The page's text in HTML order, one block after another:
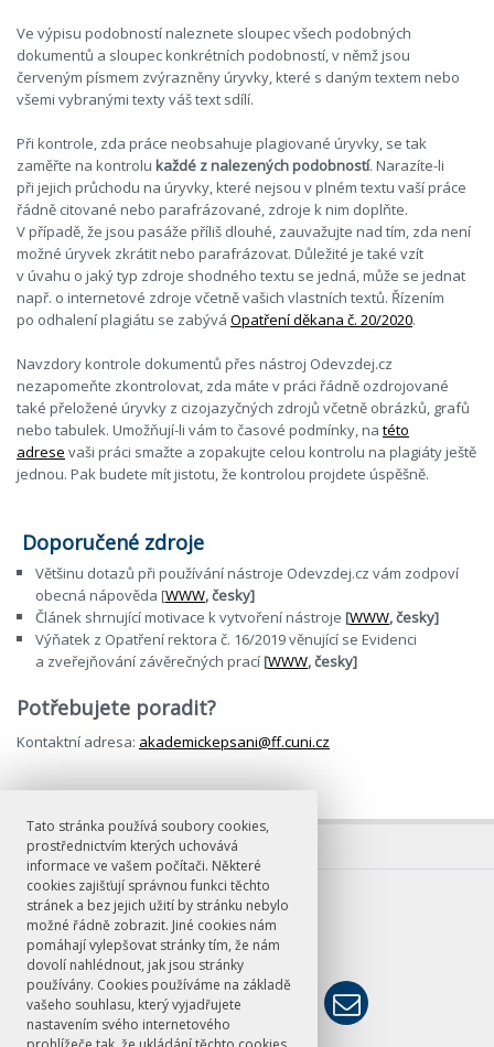
Tato stránka používá soubory cookies,
prostřednictvím kterých uchovává
informace ve vašem počítači. Některé
cookies zajišťují správnou funkci těchto
stránek a bez jejich užití by stránku nebylo
možné řádně zobrazit. Jiné cookies nám
pomáhají vylepšovat stránky tím, že nám
dovolí nahlédnout, jak jsou stránky
používány. Cookies používáme na základě
vašeho souhlasu, který vyjadřujete
nastavením svého internetového
Ve výpisu podobností naleznete sloupec všech podobných
dokumentů a sloupec konkrétních podobností, v němž jsou
červeným písmem zvýrazněny úryvky, které s daným textem nebo
všemi vybranými texty váš text sdílí.
Při kontrole, zda práce neobsahuje plagiované úryvky, se tak
zaměřte na kontrolu každé z nalezených podobností. Narazíte-li
při jejich průchodu na úryvky, které nejsou v plném textu vaší práce
řádně citované nebo parafrázované, zdroje k nim doplňte.
V případě, že jsou pasáže příliš dlouhé, zauvažujte nad tím, zda není
možné úryvek zkrátit nebo parafrázovat. Důležité je také vzít
v úvahu o jaký typ zdroje shodného textu se jedná, může se jednat
např. o internetové zdroje včetně vašich vlastních textů. Řízením
po odhalení plagiátu se zabývá Opatření děkana č. 20/2020.
Navzdory kontrole dokumentů přes nástroj Odevzdej.cz
nezapomeňte zkontrolovat, zda máte v práci řádně ozdrojované
také přeložené úryvky z cizojazyčných zdrojů včetně obrázků, grafů
nebo tabulek. Umožňují-li vám to časové podmínky, na této
adrese vaši práci smažte a zopakujte celou kontrolu na plagiáty ještě
jednou. Pak budete mít jistotu, že kontrolou projdete úspěšně.
Doporučené zdroje
Většinu dotazů při používání nástroje Odevzdej.cz vám zodpoví
obecná nápověda [WWW, česky]
Článek shrnující motivace k vytvoření nástroje [WWW, česky]
Výňatek z Opatření rektora č. 16/2019 věnující se Evidenci
a zveřejňování závěrečných prací[WWW, česky]
Potřebujete poradit?
Kontaktní adresa: akademickepsani@ff.cuni.cz
E-mail
knihovna@ff.cuni.cz